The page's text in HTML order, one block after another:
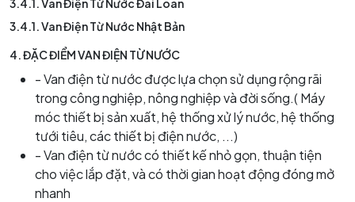
3.4.1. Van Điện Từ Nước Đài Loan
3.4.1. Van Điện Từ Nước Nhật Bản
4.ĐẶC ĐIỂM VAN ĐIỆN TỪ NƯỚC
- Van điện từ nước được lựa chọn sử dụng rộng rãi
trong công nghiệp, nông nghiệp và đời sống.( Máy
móc thiết bị sản xuất, hệ thống xử lý nước, hệ thống
tưới tiêu, các thiết bị điện nước, ...)
- Van điện từ nước có thiết kế nhỏ gọn, thuận tiện
cho việc lắp đặt, và có thời gian hoạt động đóng mở
nhanh